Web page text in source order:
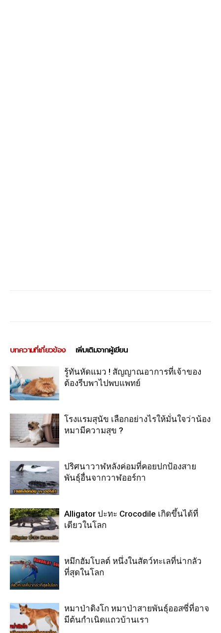
บทความที่เกี่ยวข้อง เพิ่มเติมจากผู้เขียน
รู้ทันหัดแมว ! สัญญาณอาการที่เจ้าของ
ต้องรีบพาไปพบแพทย์
โรงแรมสุนัข เลือกอย่างไรให้มั่นใจว่าน้อง
หมามีความสุข ?
ปริศนาวาฬหลังค่อมที่คอยปกป้องสาย
พันธุ์อื่นจากวาฬออร์กา
Alligator ปะทะ Crocodile เกิดขึ้นได้ที่
เดียวในโลก
หมึกฮัมโบลต์ หนึ่งในสัตว์ทะเลที่น่ากลัว
ที่สุดในโลก
หมาป่าดิงโก หมาป่าสายพันธุ์ออสซี่ที่อาจ
มีต้นกำเนิดแถวบ้านเรา